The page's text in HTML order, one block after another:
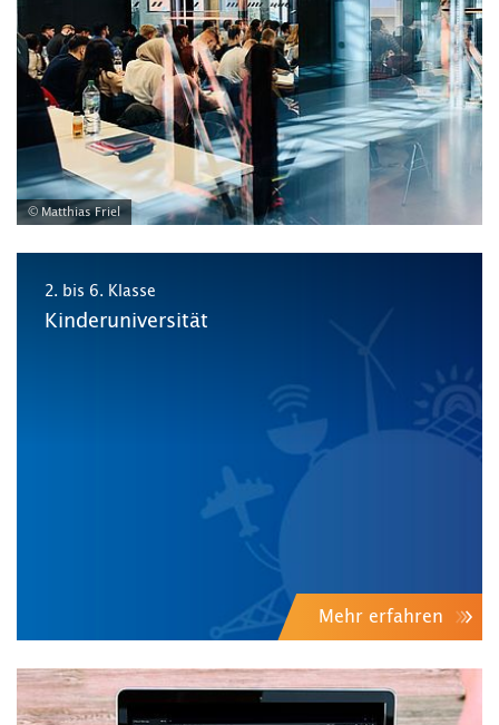
© Matthias Friel
2. bis 6. Klasse
Kinderuniversität
Mehr erfahren